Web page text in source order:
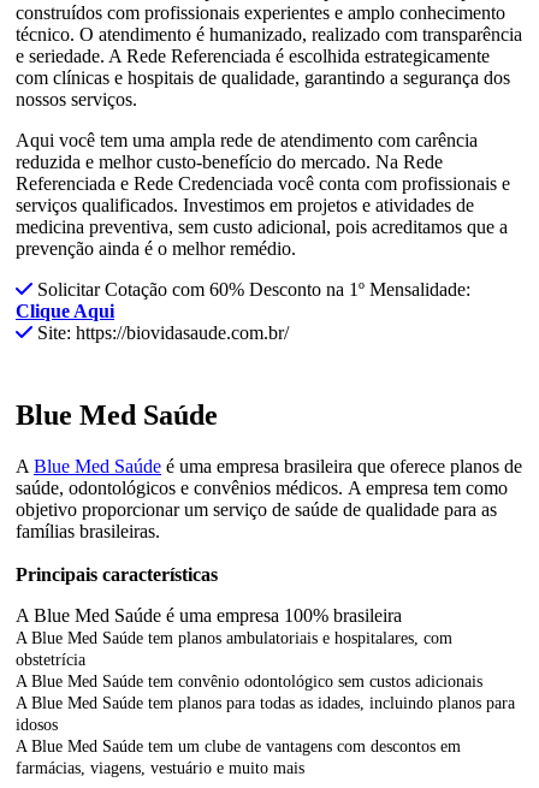
construídos com profissionais experientes e amplo conhecimento
técnico. O atendimento é humanizado, realizado com transparência
e seriedade. A Rede Referenciada é escolhida estrategicamente
com clínicas e hospitais de qualidade, garantindo a segurança dos
nossos serviços.
Aqui você tem uma ampla rede de atendimento com carência
reduzida e melhor custo-benefício do mercado. Na Rede
Referenciada e Rede Credenciada você conta com profissionais e
serviços qualificados. Investimos em projetos e atividades de
medicina preventiva, sem custo adicional, pois acreditamos que a
prevenção ainda é o melhor remédio.
Solicitar Cotação com 60% Desconto na 1º Mensalidade:
Clique Aqui
Site: https://biovidasaude.com.br/
Blue Med Saúde
A Blue Med Saúde é uma empresa brasileira que oferece planos de
saúde, odontológicos e convênios médicos. A empresa tem como
objetivo proporcionar um serviço de saúde de qualidade para as
famílias brasileiras.
Principais características
A Blue Med Saúde é uma empresa 100% brasileira
A Blue Med Saúde tem planos ambulatoriais e hospitalares, com
obstetrícia
A Blue Med Saúde tem convênio odontológico sem custos adicionais
A Blue Med Saúde tem planos para todas as idades, incluindo planos para
idosos
A Blue Med Saúde tem um clube de vantagens com descontos em
farmácias, viagens, vestuário e muito mais